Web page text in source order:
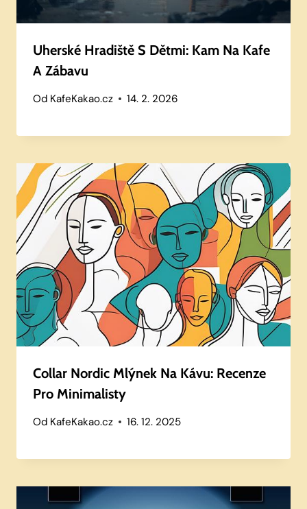
Uherské Hradiště S Dětmi: Kam Na Kafe
A Zábavu
Od KafeKakao.cz 14. 2. 2026
Collar Nordic Mlýnek Na Kávu: Recenze
Pro Minimalisty
Od KafeKakao.cz 16. 12. 2025